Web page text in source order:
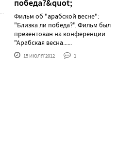
победа?&quot;
Фильм об "арабской весне":
"Близка ли победа?". Фильм был
презентован на конференции
"Арабская весна......
15 ИЮЛЯ'2012 1